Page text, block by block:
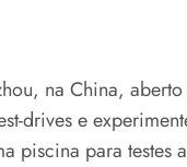
na China,
drives e
piscina para testes